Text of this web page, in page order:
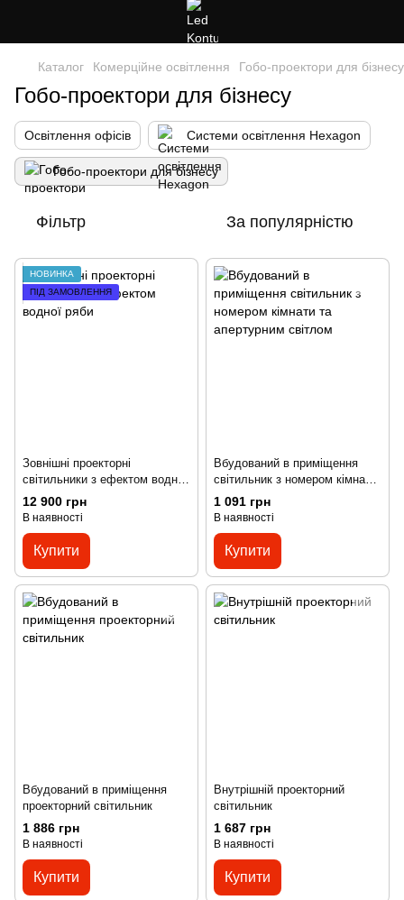
Каталог Комерційне освітлення Гобо-проектори для бізнесу
Гобо-проектори для бізнесу
Освітлення офісів Системи освітлення Hexagon
Гобо-проектори для бізнесу
Фільтр За популярністю
НОВИНКА
ПІД ЗАМОВЛЕННЯ
Зовнішні проекторні
світильники з ефектом водної
ряби
12 900 грн
В наявності
Купити
Вбудований в приміщення
світильник з номером кімнати
та апертурним світлом
1 091 грн
В наявності
Купити
Вбудований в приміщення
проекторний світильник
1 886 грн
В наявності
Купити
Внутрішній проекторний
світильник
1 687 грн
В наявності
Купити